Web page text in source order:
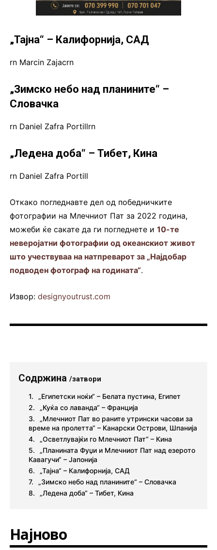
„Тајна“ – Калифорнија, САД
rn Marcin Zajacrn
„Зимско небо над планините“ –
Словачка
rn Daniel Zafra Portillrn
„Ледена доба“ – Тибет, Кина
rn Daniel Zafra Portill
Откако погледнавте дел од победничките
фотографии на Млечниот Пат за 2022 година,
можеби ќе сакате да ги погледнете и 10-те
неверојатни фотографии од океанскиот живот
што учествуваа на натпреварот за „Најдобар
подводен фотограф на годината“.
Извор: designyoutrust.com
Содржина /затвори
„Египетски ноќи“ – Белата пустина, Египет
„Куќа со лаванда“ – Франција
„Млечниот Пат во раните утрински часови за
време на пролетта“ – Канарски Острови, Шпанија
„Осветлувајќи го Млечниот Пат“ – Кина
„Планината Фуџи и Млечниот Пат над езерото
Кавагучи“ – Јапонија
„Тајна“ – Калифорнија, САД
„Зимско небо над планините“ – Словачка
„Ледена доба“ – Тибет, Кина
Најново